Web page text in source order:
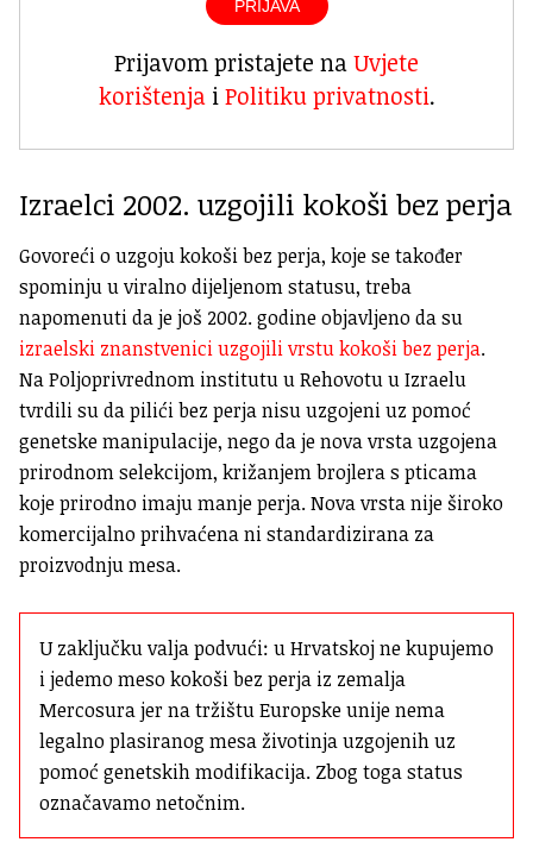
PRIJAVA
Prijavom pristajete naUvjete
korištenjaiPolitiku privatnosti.
Izraelci 2002. uzgojili kokoši bez perja
Govoreći o uzgoju kokoši bez perja, koje se također
spominju u viralno dijeljenom statusu, treba
napomenuti da je još 2002. godine objavljeno da su
izraelski znanstvenici uzgojili vrstu kokoši bez perja.
Na Poljoprivrednom institutu u Rehovotu u Izraelu
tvrdili su da pilići bez perja nisu uzgojeni uz pomoć
genetske manipulacije, nego da je nova vrsta uzgojena
prirodnom selekcijom, križanjem brojlera s pticama
koje prirodno imaju manje perja. Nova vrsta nije široko
komercijalno prihvaćena ni standardizirana za
proizvodnju mesa.
U zaključku valja podvući: u Hrvatskoj ne kupujemo
i jedemo meso kokoši bez perja iz zemalja
Mercosura jer na tržištu Europske unije nema
legalno plasiranog mesa životinja uzgojenih uz
pomoć genetskih modifikacija. Zbog toga status
označavamo netočnim.